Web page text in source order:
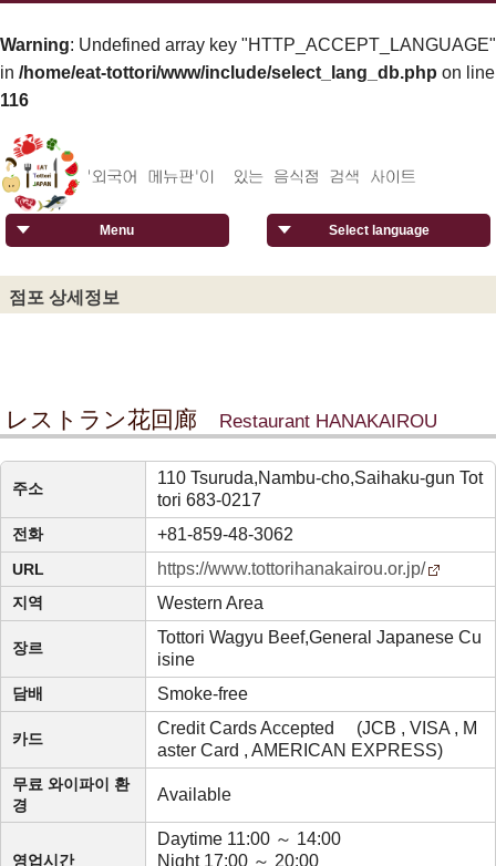
Warning: Undefined array key "HTTP_ACCEPT_LANGUAGE"
in /home/eat-tottori/www/include/select_lang_db.php on line
116
Select language
Menu
점포 상세정보
レストラン花回廊 Restaurant HANAKAIROU
주소
110 Tsuruda,Nambu-cho,Saihaku-gun Tot
tori 683-0217
전화 +81-859-48-3062
URL https://www.tottorihanakairou.or.jp/
지역 Western Area
장르
Tottori Wagyu Beef,General Japanese Cu
isine
담배 Smoke-free
카드
Credit Cards Accepted (JCB , VISA , M
aster Card , AMERICAN EXPRESS)
무료 와이파이 환
경
Available
영업시간
Daytime 11:00 ～ 14:00
Night 17:00 ～ 20:00